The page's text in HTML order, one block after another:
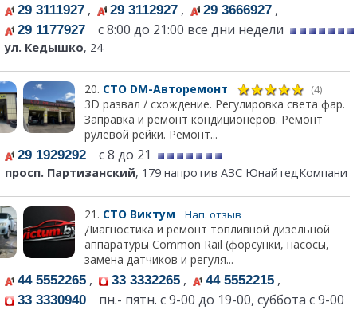
29 3111927 , 29 3112927 , 29 3666927 ,
29 1177927 с 8:00 до 21:00 все дни недели
ул. Кедышко, 24
20. СТО DM-Авторемонт (4)
3D развал / схождение. Регулировка света фар.
Заправка и ремонт кондиционеров. Ремонт
рулевой рейки. Ремонт...
29 1929292 с 8 до 21
просп. Партизанский, 179 напротив АЗС ЮнайтедКомпани
21. СТО Виктум Нап. отзыв
Диагностика и ремонт топливной дизельной
аппаратуры Common Rail (форсунки, насосы,
замена датчиков и регуля...
44 5552265 , 33 3332265 , 44 5552215 ,
33 3330940 пн.- пятн. с 9-00 до 19-00, суббота с 9-00